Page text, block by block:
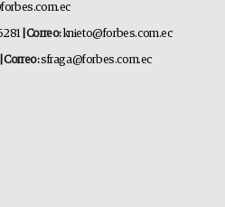
| Correo:knieto@forbes.com.ec
| Correo:sfraga@forbes.com.ec